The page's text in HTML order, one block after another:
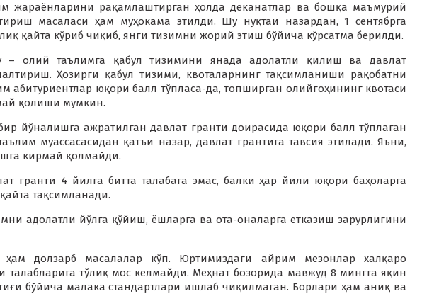
жараёнларини рақамлаштирган ҳолда деканатлар ва бошқа маъмурий
масаласи ҳам муҳокама этилди. Шу нуқтаи назардан, 1 сентябрга
қайта кўриб чиқиб, янги тизимни жорий этиш бўйича кўрсатма берилди.
– олий таълимга қабул тизимини янада адолатли қилиш ва давлат
Ҳозирги қабул тизими, квоталарнинг тақсимланиши рақобатни
абитуриентлар юқори балл тўпласа-да, топширган олийгоҳининг квотаси
қолиши мумкин.
йўналишга ажратилган давлат гранти доирасида юқори балл тўплаган
муассасасидан қатъи назар, давлат грантига тавсия этилади. Яъни,
кирмай қолмайди.
гранти 4 йилга битта талабага эмас, балки ҳар йили юқори баҳоларга
тақсимланади.
адолатли йўлга қўйиш, ёшларга ва ота-оналарга етказиш зарурлигини
ҳам долзарб масалалар кўп. Юртимиздаги айрим мезонлар халқаро
талабларига тўлиқ мос келмайди. Меҳнат бозорида мавжуд 8 мингга яқин
бўйича малака стандартлари ишлаб чиқилмаган. Борлари ҳам аниқ ва